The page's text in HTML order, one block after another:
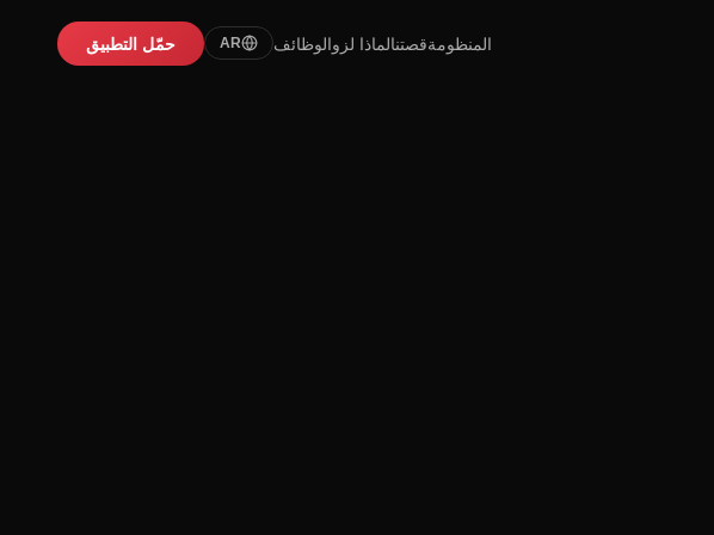
المنظومةقصتنالماذا لزوالوظائف AR حمّل التطبيق